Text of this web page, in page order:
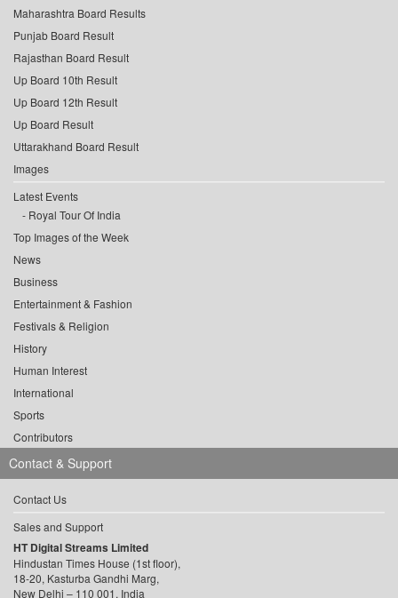
Maharashtra Board Results
Punjab Board Result
Rajasthan Board Result
Up Board 10th Result
Up Board 12th Result
Up Board Result
Uttarakhand Board Result
Images
Latest Events
Royal Tour Of India
Top Images of the Week
News
Business
Entertainment & Fashion
Festivals & Religion
History
Human Interest
International
Sports
Contributors
Contact & Support
Contact Us
Sales and Support
HT Digital Streams Limited
Hindustan Times House (1st floor),
18-20, Kasturba Gandhi Marg,
New Delhi – 110 001, India